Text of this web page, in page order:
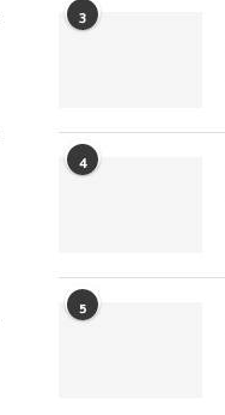
3
4
5